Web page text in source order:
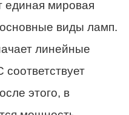
единая мировая
виды ламп.
линейные
этого, в